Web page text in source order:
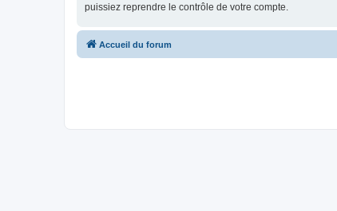
puissiez reprendre le contrôle de votre compte.
Accueil du forum